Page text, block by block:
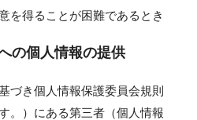
を得ることが困難であるとき
の個⼈情報の提供
づき個人情報保護委員会規則
。）にある第三者（個人情報